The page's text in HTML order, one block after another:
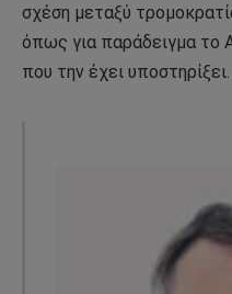
σχέση μεταξύ
όπως για παράδειγμα το
που την έχει υποστηρίξει.